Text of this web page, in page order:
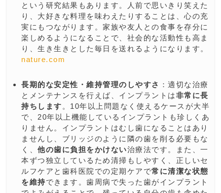
という研究結果もあります​。人前で思いきり笑えた
り、大好きな料理を味わえたりすることは、心の充
実にもつながります。家族や友人との食事を存分に
楽しめるようになることで、社会的な活動性も高ま
り、生き生きとした毎日を送れるようになります。
nature.com
長期的な安定性・維持管理のしやすさ ：適切な治療
とメンテナンスを行えば、インプラントは非常に長
持ちします 。10年以上問題なく使えるケースが大半
で、20年以上機能しているインプラントも珍しくあ
りません。インプラントはむし歯になることはあり
ませんし、ブリッジのように隣の歯を削る必要もな
く、 他の歯に負担をかけない治療法です。また、一
本ずつ独立しているため清掃もしやすく、正しいセ
ルフケアと歯科医院での定期ケアで常に清潔な状態
を維持できます。歯周病で失った歯がインプラント